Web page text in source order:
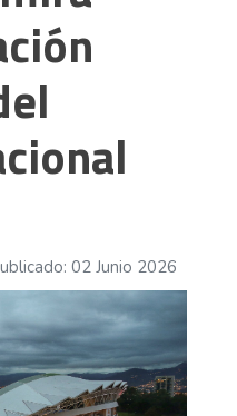
02 Junio 2026